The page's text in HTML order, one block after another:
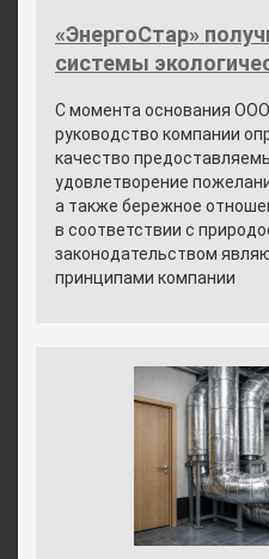
«ЭнергоСтар»
системы
С момента основания
руководство компании
качество
удовлетворение
а также бережное
в соответствии с
законодательством
принципами компании